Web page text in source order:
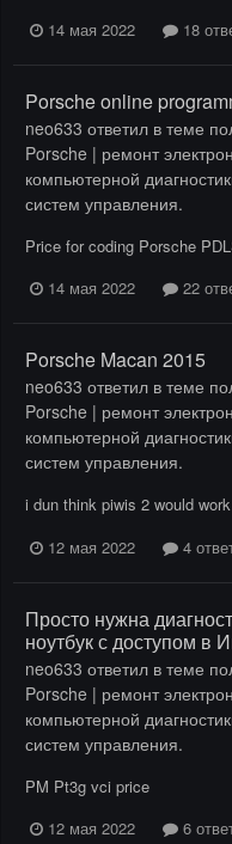
14 мая 2022
18
Porsche online
neo633 ответил в теме
Porsche | ремонт
компьютерной
систем управления.
Price for coding Porsche
14 мая 2022
22
Porsche Macan 2015
neo633 ответил в теме
Porsche | ремонт
компьютерной
систем управления.
i dun think piwis 2 would
12 мая 2022
4
Просто нужна
ноутбук с доступом в
neo633 ответил в теме
Porsche | ремонт
компьютерной
систем управления.
PM Pt3g vci price
12 мая 2022
6